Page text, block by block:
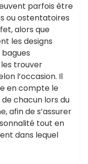
parfois être
ou ostentatoires
alors que
les designs
trouver
l’occasion. Il
en compte le
chacun lors du
afin de s’assurer
tout en
dans lequel